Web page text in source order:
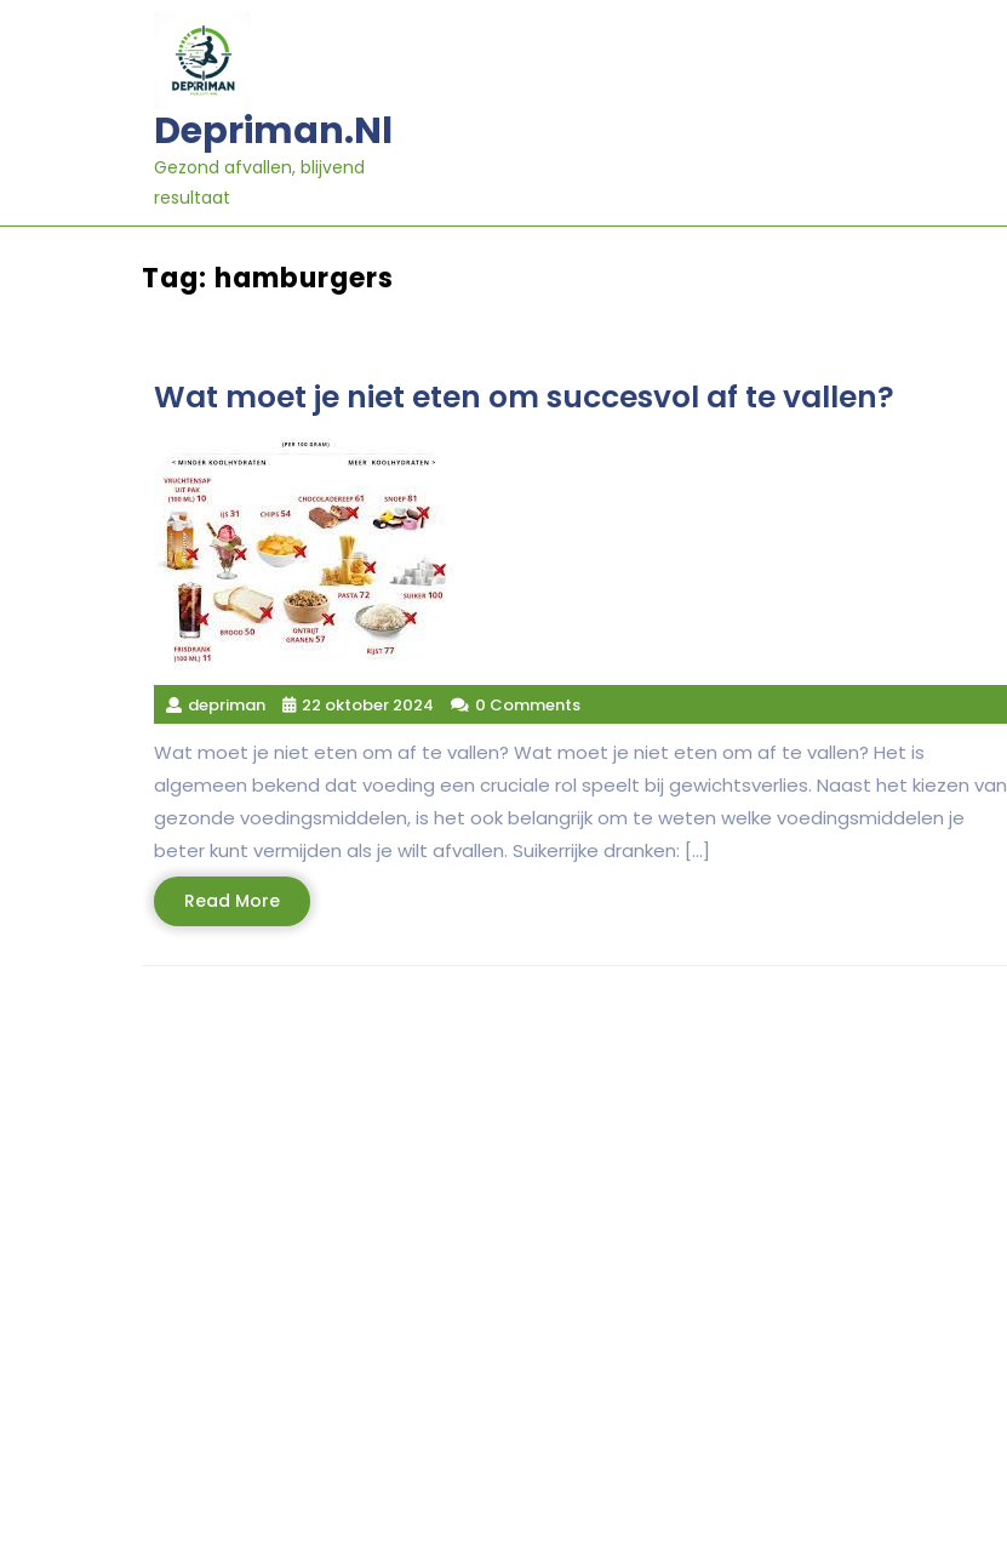
Depriman.nl
Gezond afvallen, blijvend
resultaat
Tag: hamburgers
Wat moet je niet eten om succesvol af te vallen?
depriman 22 oktober 2024 0 Comments
Wat moet je niet eten om af te vallen? Wat moet je niet eten om af te vallen? Het is
algemeen bekend dat voeding een cruciale rol speelt bij gewichtsverlies. Naast het kiezen van
gezonde voedingsmiddelen, is het ook belangrijk om te weten welke voedingsmiddelen je
beter kunt vermijden als je wilt afvallen. Suikerrijke dranken: […]
Read MoreRead
More